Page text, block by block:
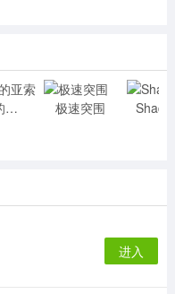
成长的亚索 极速突围
进入